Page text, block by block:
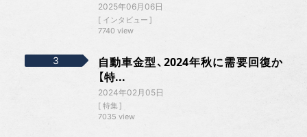
2025年06月06日
インタビュー
7740 view
自動車金型、2024年秋に需要回復か
【特...
2024年02月05日
特集
7035 view